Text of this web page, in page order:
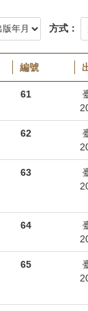
方式：
編號
61
62
63
64
65